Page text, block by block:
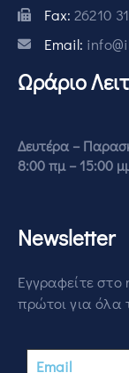
Fax: 26210
Email:
Ωράριο
Δευτέρα –
8:00 πμ – 15:00
Newsletter
Εγγραφείτε
πρώτοι για όλα